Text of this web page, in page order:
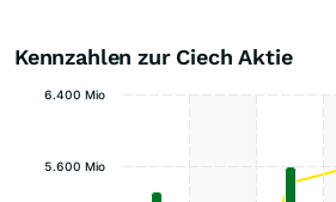
Kennzahlen zur Ciech Aktie
5.600 Mio
6.400 Mio